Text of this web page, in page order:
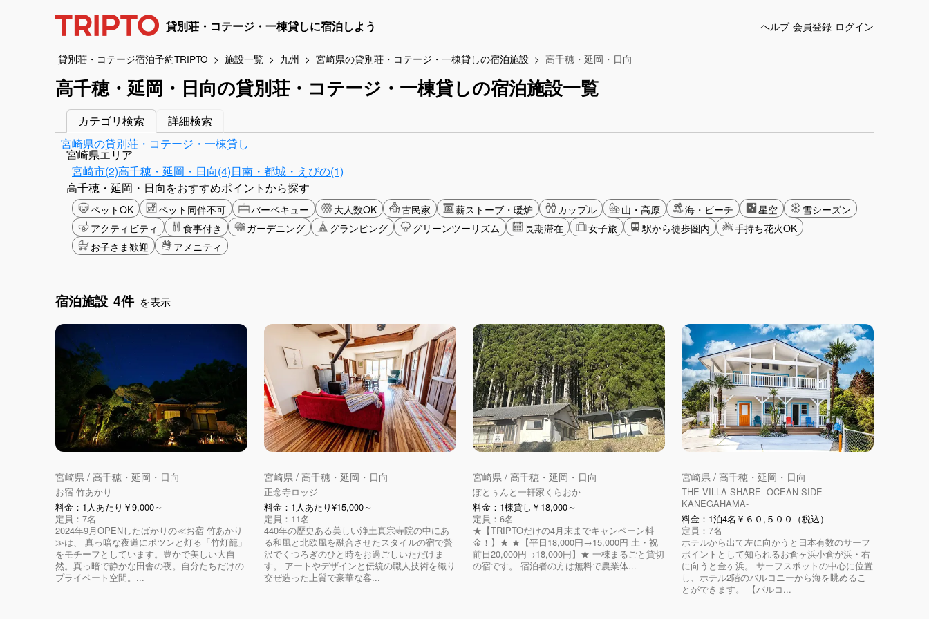
貸別荘・コテージ・一棟貸しに宿泊しよう ヘルプ 会員登録 ログイン
貸別荘・コテージ宿泊予約TRIPTO 施設一覧 九州 宮崎県の貸別荘・コテージ・一棟貸しの宿泊施設 高千穂・延岡・日向
高千穂・延岡・日向の貸別荘・コテージ・一棟貸しの宿泊施設一覧
カテゴリ検索
詳細検索
宮崎県の貸別荘・コテージ・一棟貸し
宮崎県エリア
宮崎市(2)高千穂・延岡・日向(4)日南・都城・えびの(1)
高千穂・延岡・日向をおすすめポイントから探す
ペットOK ペット同伴不可 バーベキュー 大人数OK 古民家 薪ストーブ・暖炉 カップル 山・高原 海・ビーチ 星空
雪シーズン
アクティビティ
食事付き ガーデニング グランピング グリーンツーリズム 長期滞在 女子旅 駅から徒歩圏内
手持ち花火OK
お子さま歓迎
アメニティ
宿泊施設 4件 を表示
宮崎県 / 高千穂・延岡・日向
お宿 竹あかり
料金：1人あたり￥9,000～
定員：7名
2024年9月OPENしたばかりの≪お宿 竹あかり
≫は、 真っ暗な夜道にポツンと灯る「竹灯籠」
をモチーフとしています。豊かで美しい大自
然。真っ暗で静かな田舎の夜。自分たちだけの
プライベート空間。...
宮崎県 / 高千穂・延岡・日向
正念寺ロッジ
料金：1人あたり¥15,000～
定員：11名
440年の歴史ある美しい浄土真宗寺院の中にあ
る和風と北欧風を融合させたスタイルの宿で贅
沢でくつろぎのひと時をお過ごしいただけま
す。 アートやデザインと伝統の職人技術を織り
交ぜ造った上質で豪華な客...
宮崎県 / 高千穂・延岡・日向
ぽとぅんと一軒家くらおか
料金：1棟貸し￥18,000～
定員：6名
★【TRIPTOだけの4月末までキャンペーン料
金！】★ ★【平日18,000円→15,000円 土・祝
前日20,000円→18,000円】★ 一棟まるごと貸切
の宿です。 宿泊者の方は無料で農業体...
宮崎県 / 高千穂・延岡・日向
THE VILLA SHARE -OCEAN SIDE
KANEGAHAMA-
料金：1泊4名￥６０,５００（税込）
定員：7名
ホテルから出て左に向かうと日本有数のサーフ
ポイントとして知られるお倉ヶ浜小倉が浜・右
に向うと金ヶ浜。 サーフスポットの中心に位置
し、ホテル2階のバルコニーから海を眺めるこ
とができます。 【バルコ...